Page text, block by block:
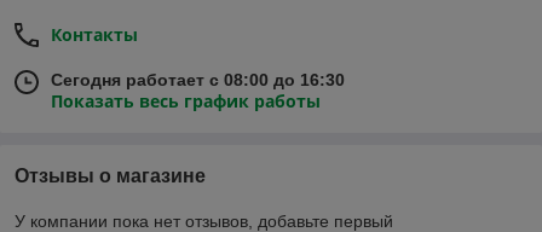
Контакты
Сегодня работает с 08:00 до 16:30
Показать весь график работы
Отзывы о магазине
У компании пока нет отзывов, добавьте первый